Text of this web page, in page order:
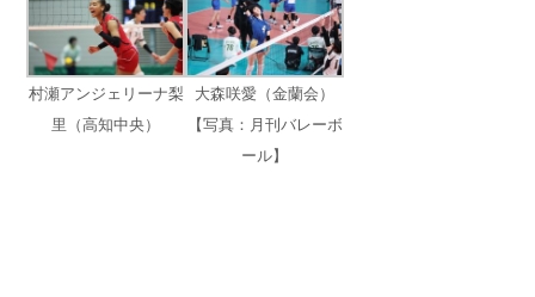
村瀬アンジェリーナ梨
里（高知中央）
大森咲愛（金蘭会）
【写真：月刊バレーボ
ール】